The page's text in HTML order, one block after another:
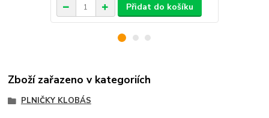
Přidat do košíku
Zboží zařazeno v kategoriích
PLNIČKY KLOBÁS